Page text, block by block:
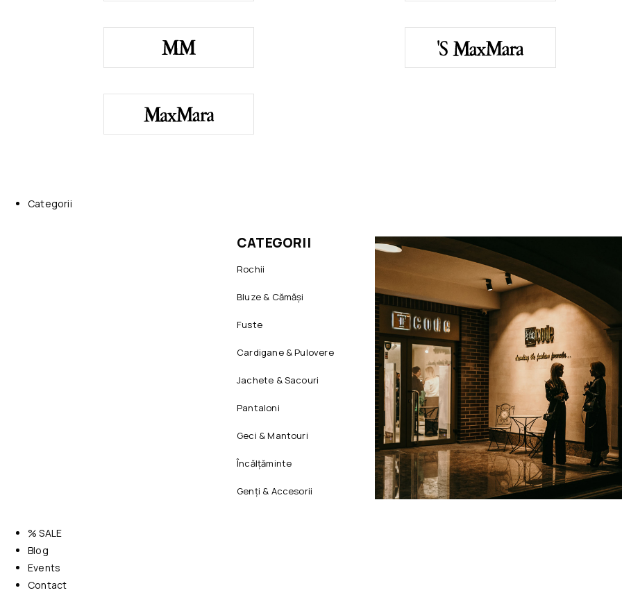
Categorii
CATEGORII
Rochii
Bluze & Cămăși
Fuste
Cardigane & Pulovere
Jachete & Sacouri
Pantaloni
Geci & Mantouri
Încălțăminte
Genți & Accesorii
% SALE
Blog
Events
Contact